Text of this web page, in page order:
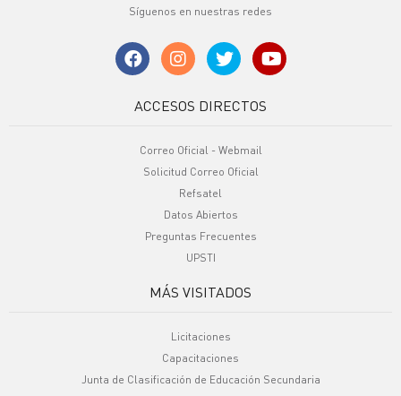
Síguenos en nuestras redes
ACCESOS DIRECTOS
Correo Oficial - Webmail
Solicitud Correo Oficial
Refsatel
Datos Abiertos
Preguntas Frecuentes
UPSTI
MÁS VISITADOS
Licitaciones
Capacitaciones
Junta de Clasificación de Educación Secundaria